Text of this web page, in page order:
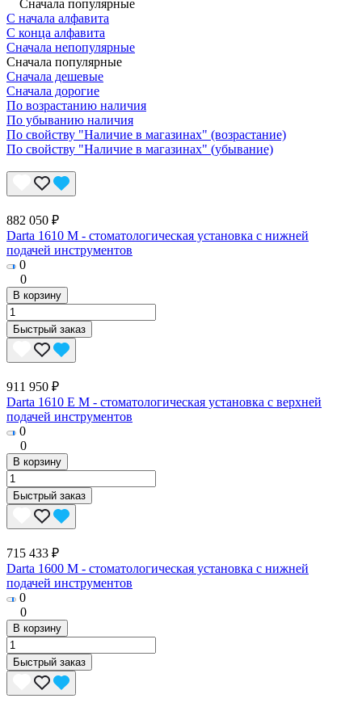
Сначала популярные
С начала алфавита
С конца алфавита
Сначала непопулярные
Сначала популярные
Сначала дешевые
Сначала дорогие
По возрастанию наличия
По убыванию наличия
По свойству "Наличие в магазинах" (возрастание)
По свойству "Наличие в магазинах" (убывание)
882 050 ₽
Darta 1610 M - стоматологическая установка с нижней
подачей инструментов
0
0
В корзину
Быстрый заказ
911 950 ₽
Darta 1610 E M - стоматологическая установка с верхней
подачей инструментов
0
0
В корзину
Быстрый заказ
715 433 ₽
Darta 1600 M - стоматологическая установка с нижней
подачей инструментов
0
0
В корзину
Быстрый заказ